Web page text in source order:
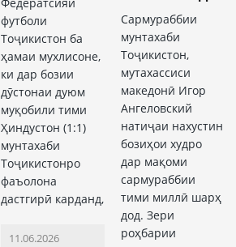
футболи
Тоҷикистон ба
ҳамаи мухлисоне,
ки дар бозии
дӯстонаи дуюм
муқобили тими
Ҳиндустон (1:1)
мунтахаби
Тоҷикистонро
фаъолона
дастгирӣ карданд,
11.06.2026
Сармураббии
мунтахаби
Тоҷикистон,
мутахассиси
македонӣ Игор
Ангеловский
натиҷаи нахустин
бозиҳои худро
дар мақоми
сармураббии
тими миллӣ шарҳ
дод. Зери
роҳбарии